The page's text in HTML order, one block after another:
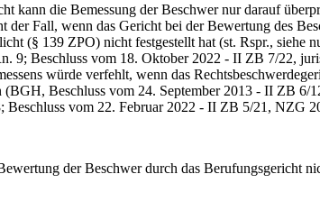
die Bemessung der Beschwer nur darauf
der Fall, wenn das Gericht bei der Bewertung des
(§ 139 ZPO) nicht festgestellt hat (st. Rspr.,
9; Beschluss vom 18. Oktober 2022 - II ZB 7/22,
würde verfehlt, wenn das
(BGH, Beschluss vom 24. September 2013 - II ZB
vom 22. Februar 2022 - II ZB 5/21, NZG
der Beschwer durch das Berufungsgericht